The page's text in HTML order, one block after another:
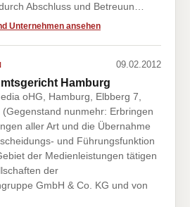
Abschluss und Betreuun…
Unternehmen ansehen
09.02.2012
Hamburg
oHG, Hamburg, Elbberg 7,
nunmehr: Erbringen
aller Art und die Übernahme
und Führungsfunktion
der Medienleistungen tätigen
der
GmbH & Co. KG und von